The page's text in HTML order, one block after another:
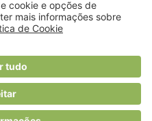
Saudável
de nutrição